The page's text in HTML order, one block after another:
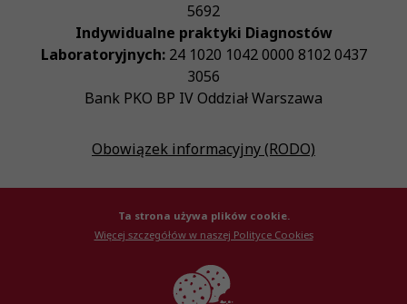
5692
Indywidualne praktyki Diagnostów
Laboratoryjnych:24 1020 1042 0000 8102 0437
3056
Bank PKO BP IV Oddział Warszawa
Obowiązek informacyjny (RODO)
© Krajowa Izba Diagnostów Laboratoryjnych 2026
Ta strona używa plików cookie.
Więcej szczegółów w naszej Polityce Cookies